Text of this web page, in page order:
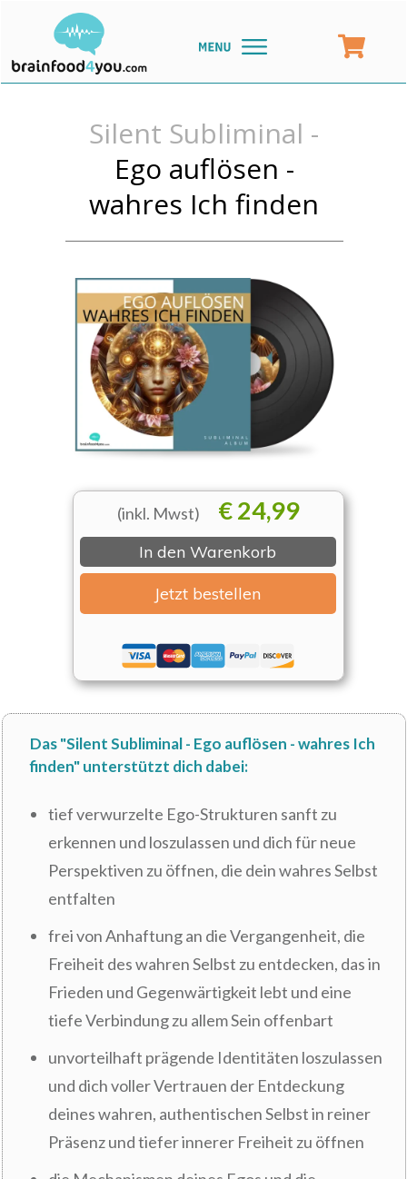
Silent Subliminal -
Ego auflösen -
wahres Ich finden
(inkl. Mwst) € 24,99
In den Warenkorb
Jetzt bestellen
Das "Silent Subliminal - Ego auflösen - wahres Ich
finden" unterstützt dich dabei:
tief verwurzelte Ego-Strukturen sanft zu
erkennen und loszulassen und dich für neue
Perspektiven zu öffnen, die dein wahres Selbst
entfalten
frei von Anhaftung an die Vergangenheit, die
Freiheit des wahren Selbst zu entdecken, das in
Frieden und Gegenwärtigkeit lebt und eine
tiefe Verbindung zu allem Sein offenbart
unvorteilhaft prägende Identitäten loszulassen
und dich voller Vertrauen der Entdeckung
deines wahren, authentischen Selbst in reiner
Präsenz und tiefer innerer Freiheit zu öffnen